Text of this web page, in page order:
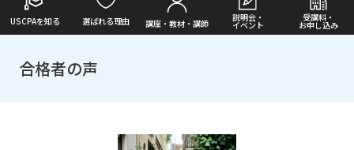
USCPAを知る 選ばれる理由 講座・教材・講師
説明会・
イベント
受講料・
お申し込み
合格者の声